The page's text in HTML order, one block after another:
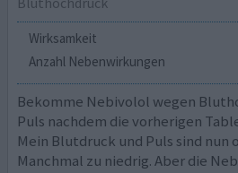
Wirksamkeit
Anzahl Nebenwirkungen
Bekomme Nebivolol wegen
Puls nachdem die vorherigen
Mein Blutdruck und Puls sind
Manchmal zu niedrig. Aber die